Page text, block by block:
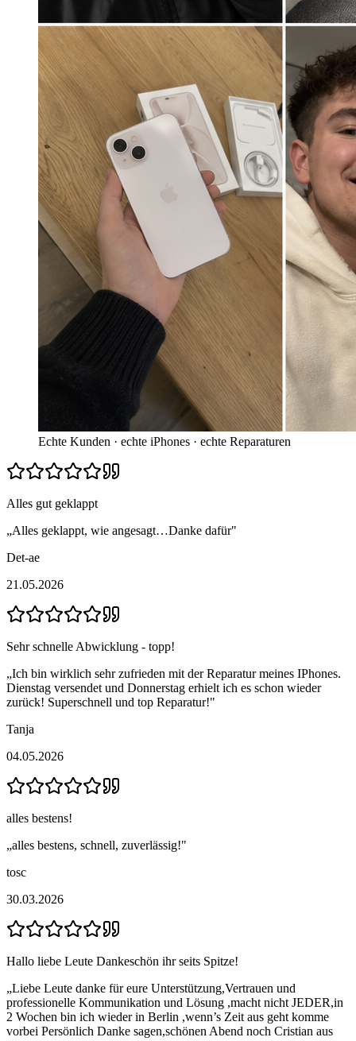
Echte Kunden · echte iPhones · echte Reparaturen
Alles gut geklappt
„Alles geklappt, wie angesagt…Danke dafür"
Det-ae
21.05.2026
Sehr schnelle Abwicklung - topp!
„Ich bin wirklich sehr zufrieden mit der Reparatur meines IPhones.
Dienstag versendet und Donnerstag erhielt ich es schon wieder
zurück! Superschnell und top Reparatur!"
Tanja
04.05.2026
alles bestens!
„alles bestens, schnell, zuverlässig!"
tosc
30.03.2026
Hallo liebe Leute Dankeschön ihr seits Spitze!
„Liebe Leute danke für eure Unterstützung,Vertrauen und
professionelle Kommunikation und Lösung ,macht nicht JEDER,in
2 Wochen bin ich wieder in Berlin ,wenn’s Zeit aus geht komme
vorbei Persönlich Danke sagen,schönen Abend noch Cristian aus